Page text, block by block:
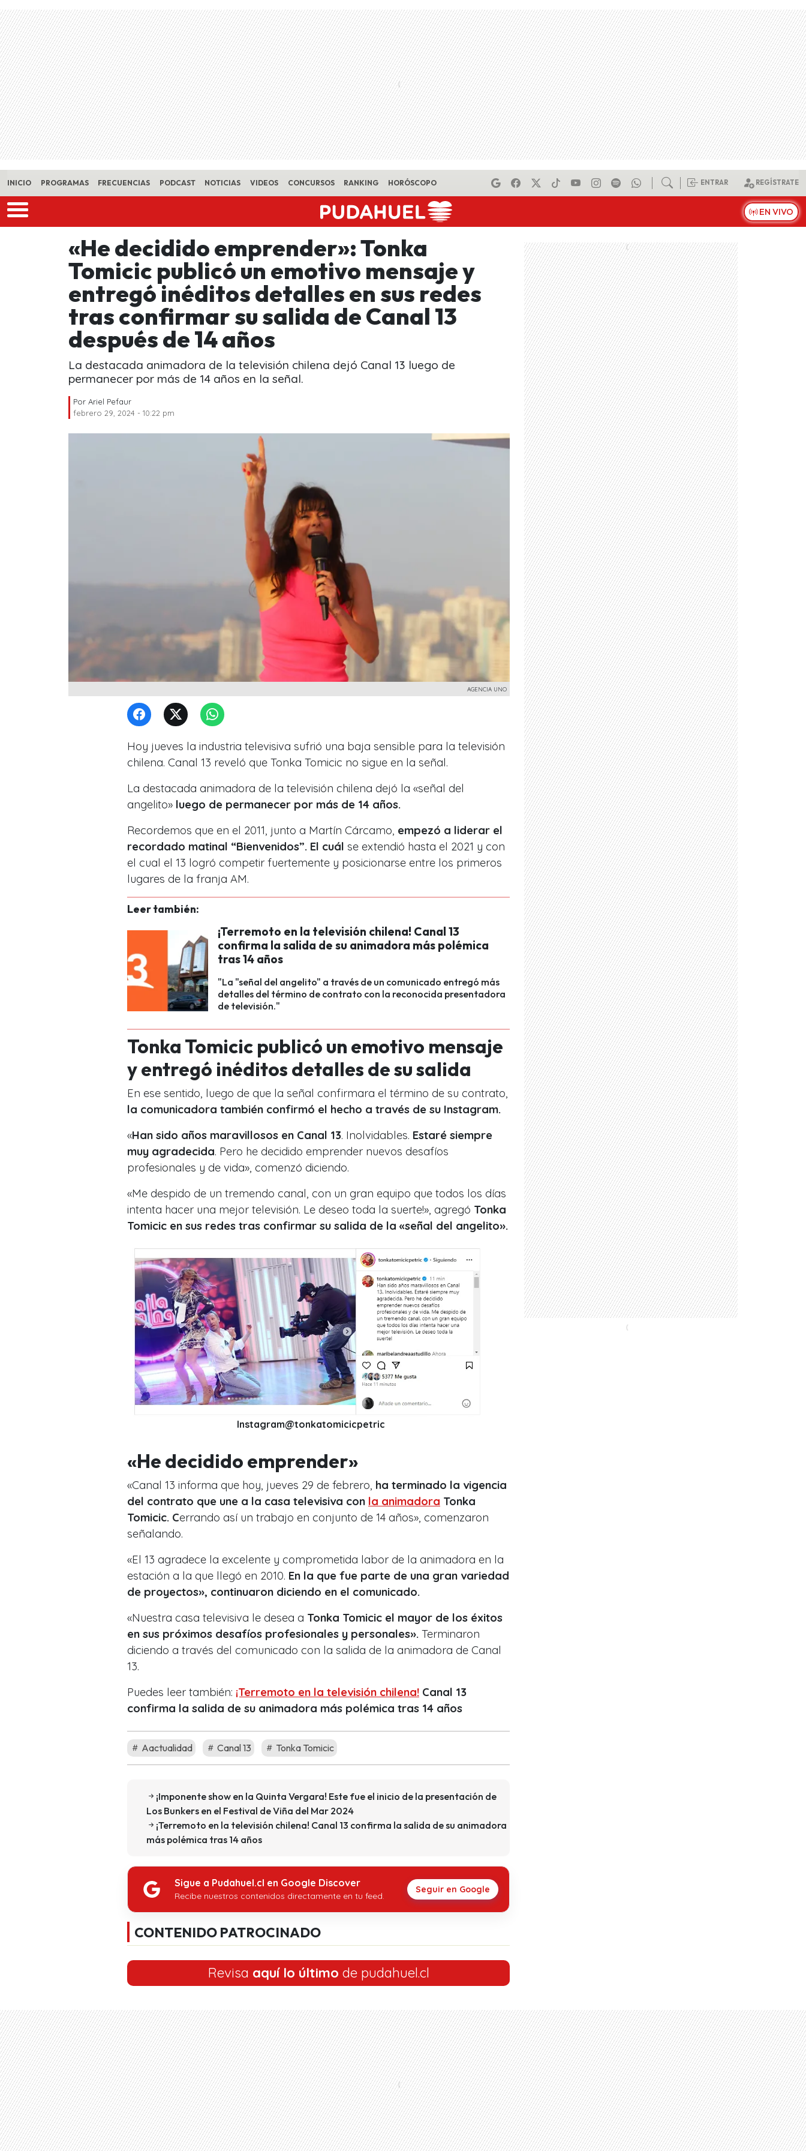
Skip to main content
INICIO PROGRAMAS FRECUENCIAS PODCAST NOTICIAS VIDEOS CONCURSOS RANKING HORÓSCOPO ENTRAR REGÍSTRATE
EN VIVO
«He decidido emprender»: Tonka
Tomicic publicó un emotivo mensaje y
entregó inéditos detalles en sus redes
tras confirmar su salida de Canal 13
después de 14 años
La destacada animadora de la televisión chilena dejó Canal 13 luego de
permanecer por más de 14 años en la señal.
Por Ariel Pefaur
febrero 29, 2024 - 10:22 pm
AGENCIA UNO
Hoy jueves la industria televisiva sufrió una baja sensible para la televisión
chilena. Canal 13 reveló que Tonka Tomicic no sigue en la señal.
La destacada animadora de la televisión chilena dejó la «señal del
angelito» luego de permanecer por más de 14 años.
Recordemos que en el 2011, junto a Martín Cárcamo, empezó a liderar el
recordado matinal “Bienvenidos”. El cuál se extendió hasta el 2021 y con
el cual el 13 logró competir fuertemente y posicionarse entre los primeros
lugares de la franja AM.
Leer también:
¡Terremoto en la televisión chilena! Canal 13
confirma la salida de su animadora más polémica
tras 14 años
"La "señal del angelito" a través de un comunicado entregó más
detalles del término de contrato con la reconocida presentadora
de televisión."
Tonka Tomicic publicó un emotivo mensaje
y entregó inéditos detalles de su salida
En ese sentido, luego de que la señal confirmara el término de su contrato,
la comunicadora también confirmó el hecho a través de su Instagram.
«Han sido años maravillosos en Canal 13. Inolvidables. Estaré siempre
muy agradecida. Pero he decidido emprender nuevos desafíos
profesionales y de vida», comenzó diciendo.
«Me despido de un tremendo canal, con un gran equipo que todos los días
intenta hacer una mejor televisión. Le deseo toda la suerte!», agregó Tonka
Tomicic en sus redes tras confirmar su salida de la «señal del angelito».
Instagram@tonkatomicicpetric
«He decidido emprender»
«Canal 13 informa que hoy, jueves 29 de febrero, ha terminado la vigencia
del contrato que une a la casa televisiva con la animadora Tonka
Tomicic. Cerrando así un trabajo en conjunto de 14 años», comenzaron
señalando.
«El 13 agradece la excelente y comprometida labor de la animadora en la
estación a la que llegó en 2010. En la que fue parte de una gran variedad
de proyectos», continuaron diciendo en el comunicado.
«Nuestra casa televisiva le desea a Tonka Tomicic el mayor de los éxitos
en sus próximos desafíos profesionales y personales». Terminaron
diciendo a través del comunicado con la salida de la animadora de Canal
13.
Puedes leer también: ¡Terremoto en la televisión chilena! Canal 13
confirma la salida de su animadora más polémica tras 14 años
Aactualidad Canal 13 Tonka Tomicic
¡Imponente show en la Quinta Vergara! Este fue el inicio de la presentación de
Los Bunkers en el Festival de Viña del Mar 2024
¡Terremoto en la televisión chilena! Canal 13 confirma la salida de su animadora
más polémica tras 14 años
Sigue a Pudahuel.cl en Google Discover
Recibe nuestros contenidos directamente en tu feed.
Seguir en Google
CONTENIDO PATROCINADO
Revisa aquí lo último de pudahuel.cl